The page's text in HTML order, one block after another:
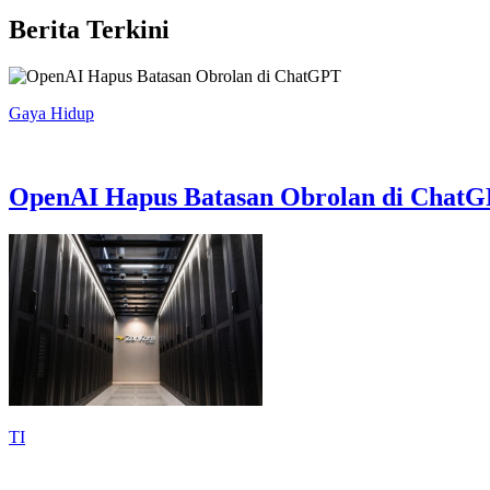
Berita Terkini
Gaya Hidup
OpenAI Hapus Batasan Obrolan di
TI